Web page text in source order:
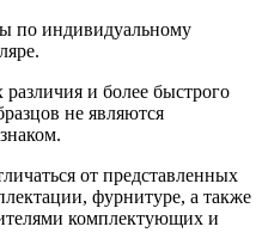
по индивидуальному
и более быстрого
не являются
от представленных
фурнитуре, а также
комплектующих и